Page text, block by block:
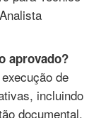
aprovado?
de
incluindo
documental.